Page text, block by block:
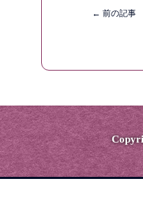
← 前の記事